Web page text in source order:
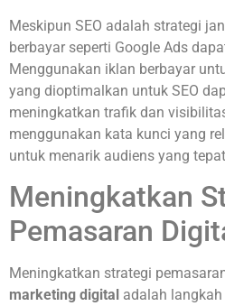
Meskipun SEO adalah strategi
berbayar seperti Google Ads
Menggunakan iklan berbayar
yang dioptimalkan untuk SEO
meningkatkan trafik dan
menggunakan kata kunci yang
untuk menarik audiens yang
Meningkatkan
Pemasaran
Meningkatkan strategi
marketing digital adalah